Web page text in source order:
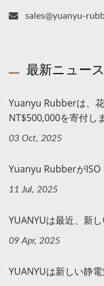
sales@yuanyu-
最新ニュース
Yuanyu Rubberは、
NT$500,000を寄付し
03 Oct, 2025
Yuanyu Rubberが
11 Jul, 2025
YUANYUは最近、新
09 Apr, 2025
YUANYUは新しい静